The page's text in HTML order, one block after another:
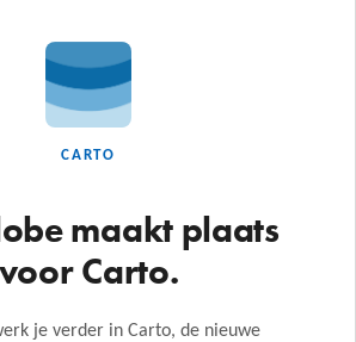
CARTO
maakt plaats
voor Carto.
je verder in Carto, de nieuwe